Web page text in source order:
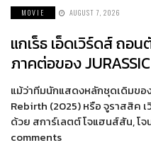
MOVIE AUGUST 7, 2026
แกเร็ธ เอ็ดเวิร์ดส์ ถ
ภาคต่อของ
แม้ว่าทีมนักแสดงหลักชุดเดิมข
Rebirth (2025) หรือ จูราสสิค
ด้วย สการ์เลตต์ โจแฮนส์สัน, โ
comments